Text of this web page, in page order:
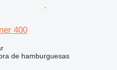
400
de hamburguesas